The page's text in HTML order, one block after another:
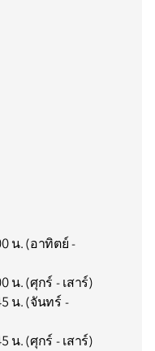
น. (อาทิตย์ -
น. (ศุกร์ - เสาร์)
น. (จันทร์ -
น. (ศุกร์ - เสาร์)